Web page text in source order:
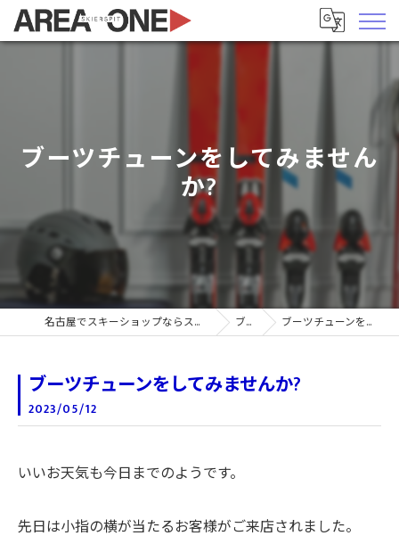
ブーツチューンをしてみません
か?
名古屋でスキーショップならスキーヤーズピットエリア1 ブログ ブーツチューンをしてみませんか?
ブーツチューンをしてみませんか?
2023/05/12
いいお天気も今日までのようです。
先日は小指の横が当たるお客様がご来店されました。